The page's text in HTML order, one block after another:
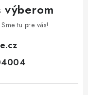
výberom
tu pre vás!